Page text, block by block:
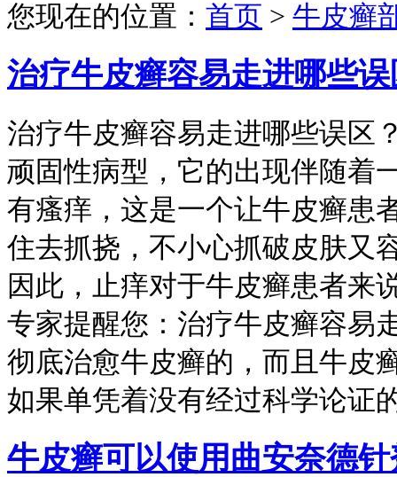
您现在的位置： 首页 > 牛皮癣
治疗牛皮癣容易走进哪些误
治疗牛皮癣容易走进哪些误区
顽固性病型，它的出现伴随着
有瘙痒，这是一个让牛皮癣患
住去抓挠，不小心抓破皮肤又
因此，止痒对于牛皮癣患者来
专家提醒您：治疗牛皮癣容易
彻底治愈牛皮癣的，而且牛皮
如果单凭着没有经过科学论证
牛皮癣可以使用曲安奈德